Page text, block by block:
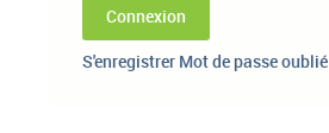
Connexion
S'enregistrer Mot de passe oublié